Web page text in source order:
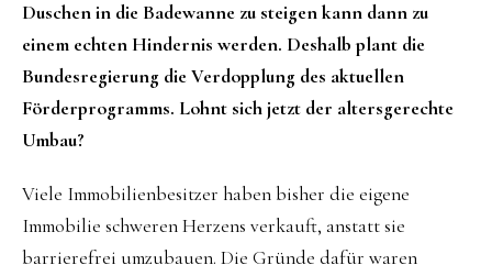
Duschen in die Badewanne zu steigen kann dann zu
einem echten Hindernis werden. Deshalb plant die
Bundesregierung die Verdopplung des aktuellen
Förderprogramms. Lohnt sich jetzt der altersgerechte
Umbau?
Viele Immobilienbesitzer haben bisher die eigene
Immobilie schweren Herzens verkauft, anstatt sie
barrierefrei umzubauen. Die Gründe dafür waren